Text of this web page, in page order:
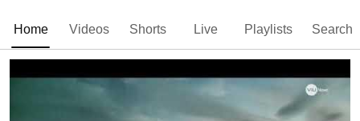
Home Videos Shorts Live Playlists Search